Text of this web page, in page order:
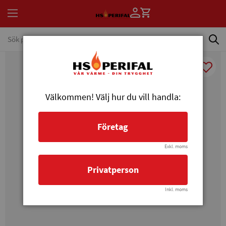
Välkommen! Välj hur du vill handla:
Företag
Exkl. moms
Privatperson
Inkl. moms